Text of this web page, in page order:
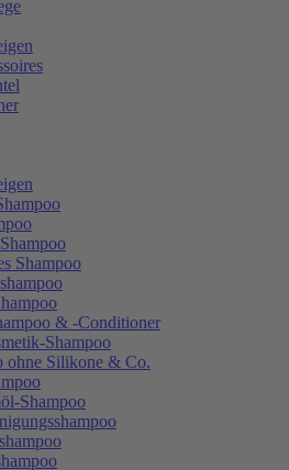
Shampoo
& -Conditioner
Shampoo
ohne Silikone & Co.
Shampoo